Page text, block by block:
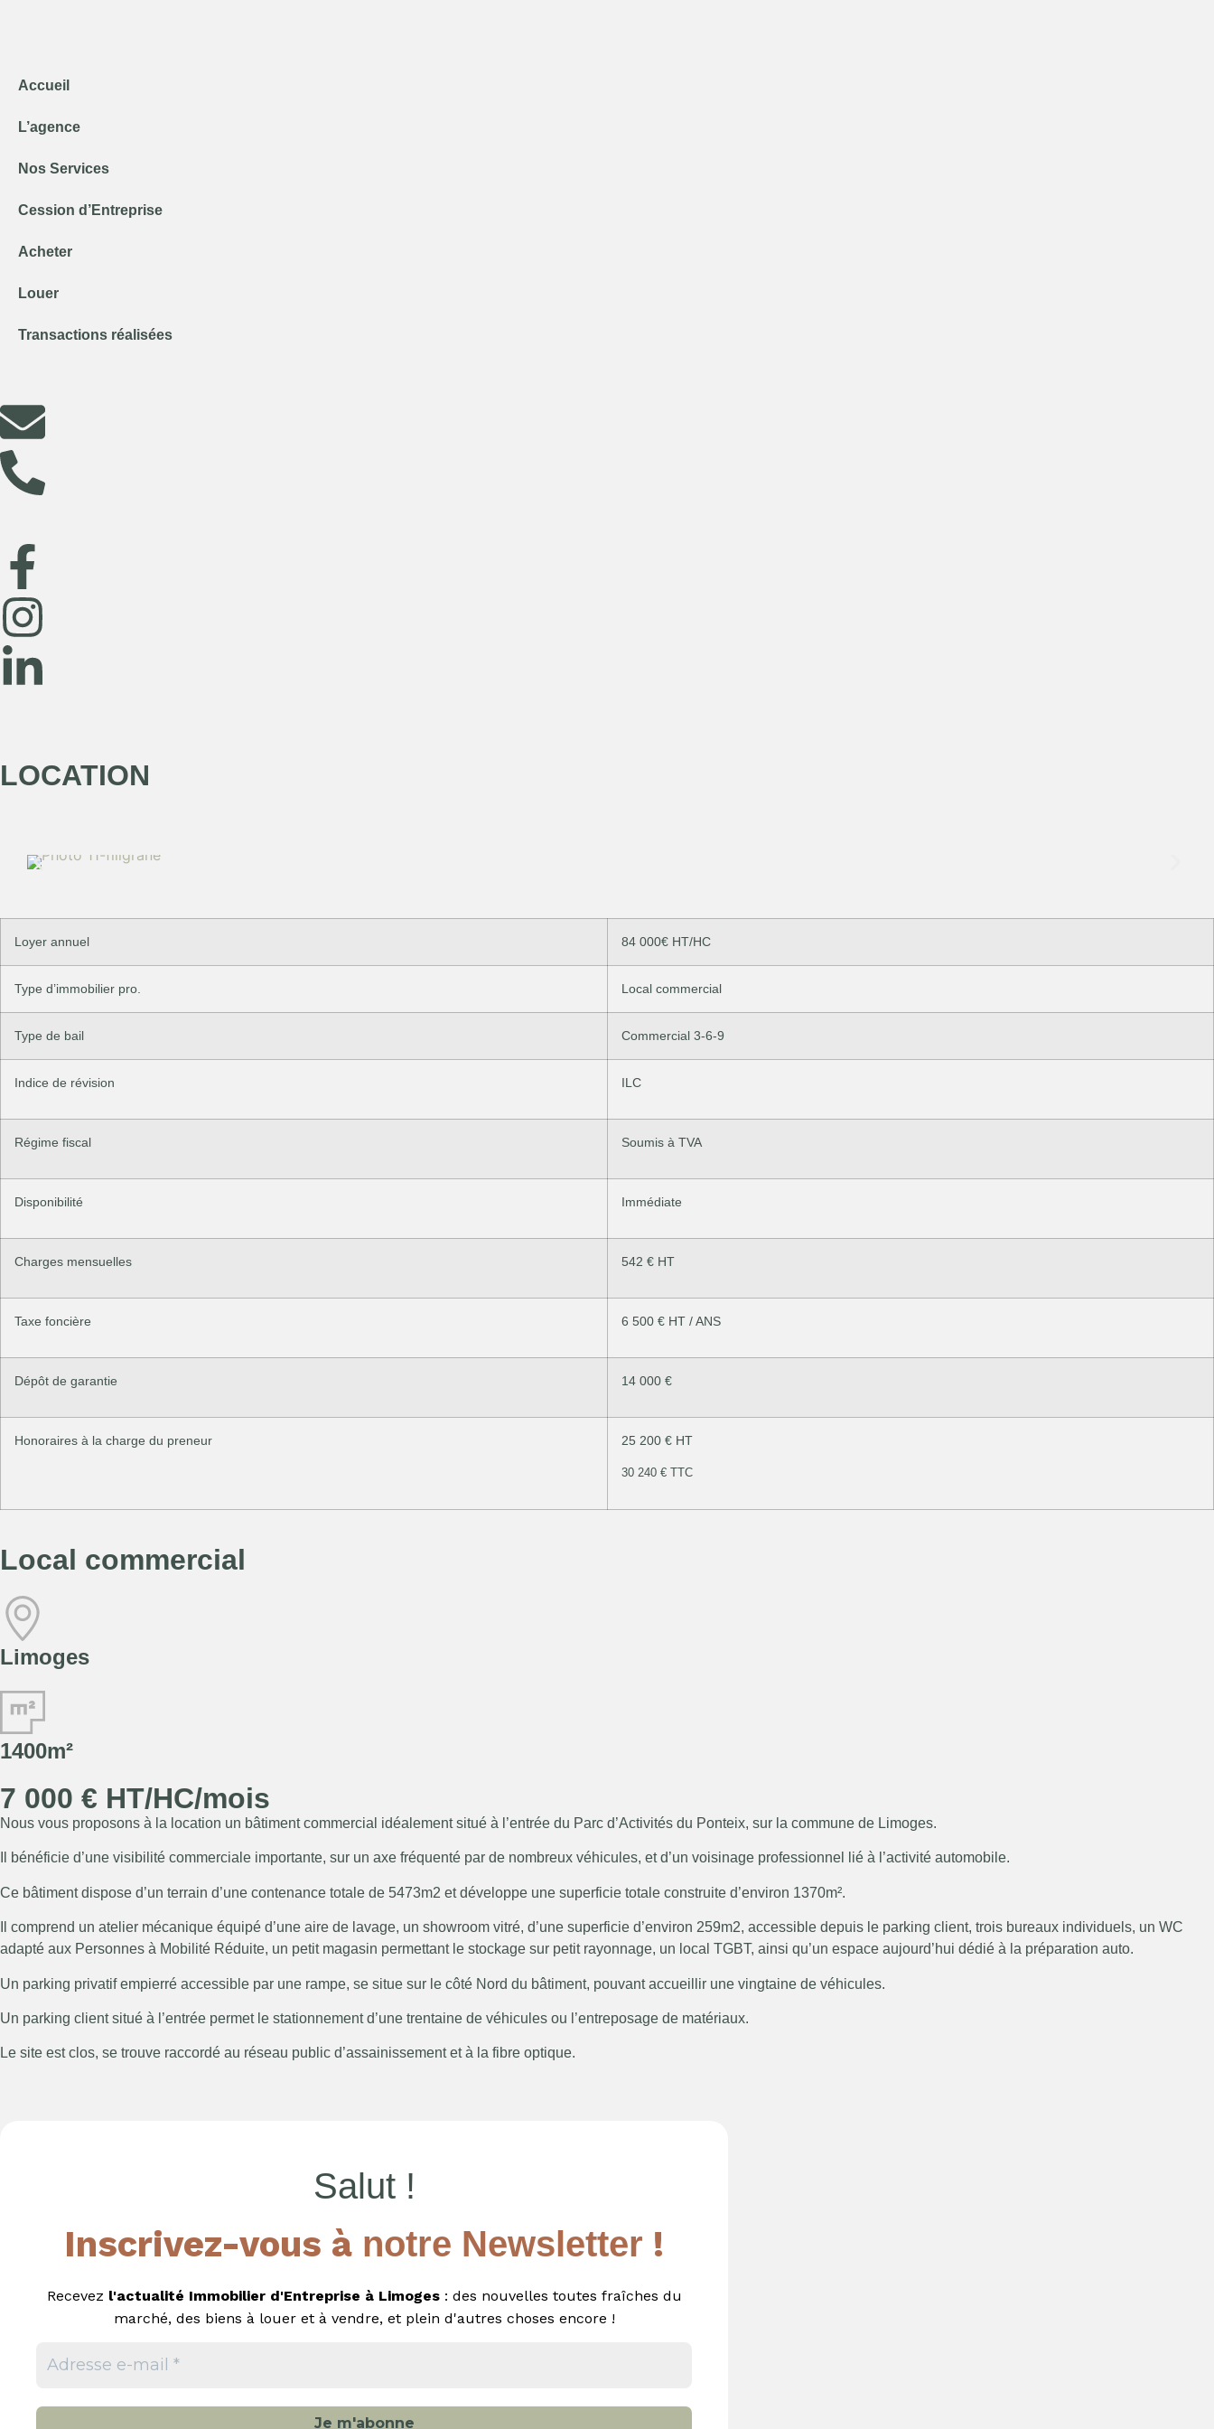
Accueil
L’agence
Nos Services
Cession d’Entreprise
Acheter
Louer
Transactions réalisées
LOCATION
Loyer annuel 84 000€ HT/HC
Type d’immobilier pro. Local commercial
Type de bail Commercial 3-6-9
Indice de révision ILC
Régime fiscal Soumis à TVA
Disponibilité Immédiate
Charges mensuelles 542 € HT
Taxe foncière 6 500 € HT / ANS
Dépôt de garantie 14 000 €
Honoraires à la charge du preneur 25 200 € HT
30 240 € TTC
Local commercial
Limoges
1400m²
7 000 € HT/HC/mois
Nous vous proposons à la location un bâtiment commercial idéalement situé à l’entrée du Parc d’Activités du Ponteix, sur la commune de Limoges.
Il bénéficie d’une visibilité commerciale importante, sur un axe fréquenté par de nombreux véhicules, et d’un voisinage professionnel lié à l’activité automobile.
Ce bâtiment dispose d’un terrain d’une contenance totale de 5473m2 et développe une superficie totale construite d’environ 1370m².
Il comprend un atelier mécanique équipé d’une aire de lavage, un showroom vitré, d’une superficie d’environ 259m2, accessible depuis le parking client, trois bureaux individuels, un WC
adapté aux Personnes à Mobilité Réduite, un petit magasin permettant le stockage sur petit rayonnage, un local TGBT, ainsi qu’un espace aujourd’hui dédié à la préparation auto.
Un parking privatif empierré accessible par une rampe, se situe sur le côté Nord du bâtiment, pouvant accueillir une vingtaine de véhicules.
Un parking client situé à l’entrée permet le stationnement d’une trentaine de véhicules ou l’entreposage de matériaux.
Le site est clos, se trouve raccordé au réseau public d’assainissement et à la fibre optique.
Salut !
Inscrivez-vous à notre Newsletter !
Recevez l'actualité Immobilier d'Entreprise à Limoges: des nouvelles toutes fraîches du
marché, des biens à louer et à vendre, et plein d'autres choses encore !